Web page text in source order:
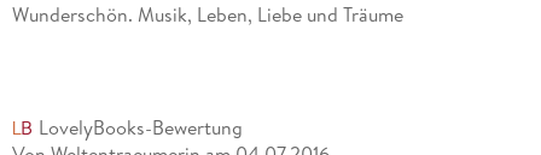
Wunderschön. Musik, Leben, Liebe und Träume
LovelyBooks-Bewertung